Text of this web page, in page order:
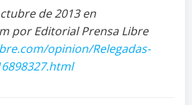
de 2013 en
por Editorial Prensa Libre
opinion/Relegadas-